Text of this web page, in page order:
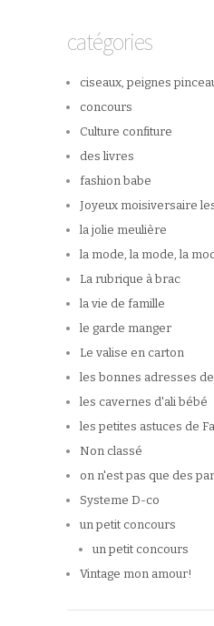
catégories
ciseaux, peignes
concours
Culture confiture
des livres
fashion babe
Joyeux moisiversaire
la jolie meulière
la mode, la mode, la
La rubrique à brac
la vie de famille
le garde manger
Le valise en carton
les bonnes adresses
les cavernes d'ali bébé
les petites astuces de
Non classé
on n'est pas que des
Systeme D-co
un petit concours
un petit concours
Vintage mon amour!